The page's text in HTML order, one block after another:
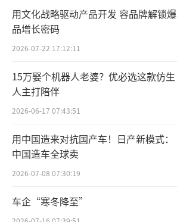
用文化战略驱动产品开发 容品牌解锁爆
品增长密码
2026-07-22 17:12:11
15万娶个机器人老婆？优必选这款仿生
人主打陪伴
2026-06-17 07:43:51
用中国造来对抗国产车！日产新模式：
中国造车全球卖
2026-07-08 07:30:19
车企“寒冬降至”